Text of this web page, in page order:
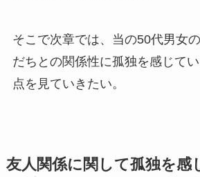
そこで次章では、当の50代男女
だちとの関係性に孤独を感じて
点を見ていきたい。
友人関係に関して孤独を感